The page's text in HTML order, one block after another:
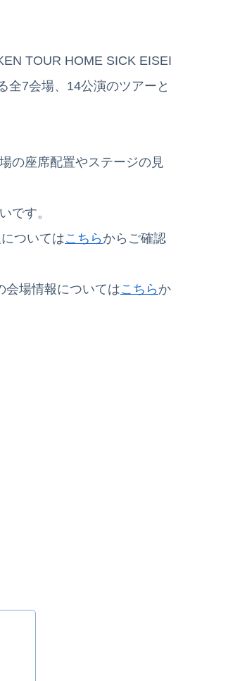
TOUR HOME SICK EISEI
全7会場、14公演のツアーと
の座席配置やステージの見
です。
ついてはこちら からご確認
会場情報についてはこちら か